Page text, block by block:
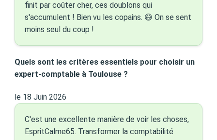
finit par coûter cher, ces doublons qui
s'accumulent ! Bien vu les copains. 😅 On se sent
moins seul du coup !
Quels sont les critères essentiels pour choisir un
expert-comptable à Toulouse ?
le 18 Juin 2026
C'est une excellente manière de voir les choses,
EspritCalme65. Transformer la comptabilité